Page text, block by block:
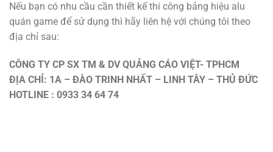
Nếu bạn có nhu cầu cần thiết kế thi công bảng hiệu alu
quán game để sử dụng thì hãy liên hệ với chúng tôi theo
địa chỉ sau:
CÔNG TY CP SX TM & DV QUẢNG CÁO VIỆT- TPHCM
ĐỊA CHỈ: 1A – ĐÀO TRINH NHẤT – LINH TÂY – THỦ ĐỨC
HOTLINE : 0933 34 64 74